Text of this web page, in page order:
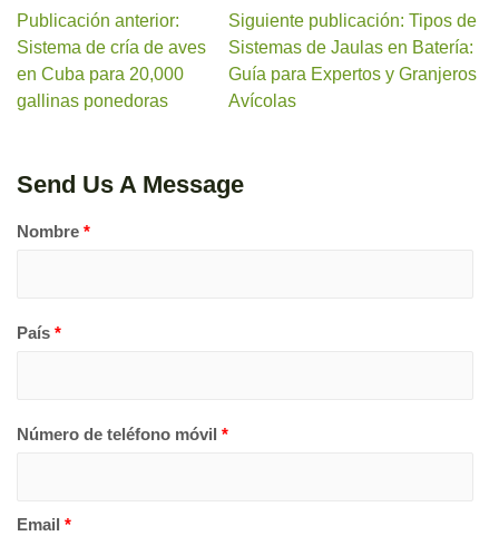
Publicación anterior:
Sistema de cría de aves
en Cuba para 20,000
gallinas ponedoras
Siguiente publicación: Tipos de
Sistemas de Jaulas en Batería:
Guía para Expertos y Granjeros
Avícolas
Send Us A Message
Nombre *
País *
Número de teléfono móvil *
Email *